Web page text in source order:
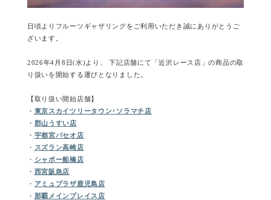
日頃よりフルーツギャザリングをご利用いただき誠にありがとうご
ざいます。
2026年4月8日(水)より、 下記店舗にて「近沢レース店」の商品の取
り扱いを開始する運びとなりました。
【取り扱い開始店舗】
・ 東京スカイツリータウン･ソラマチ店
・ 郡山うすい店
・ 宇都宮パセオ店
・ スズラン高崎店
・ シャポー船橋店
・ 西宮阪急店
・ アミュプラザ鹿児島店
・ 那覇メインプレイス店